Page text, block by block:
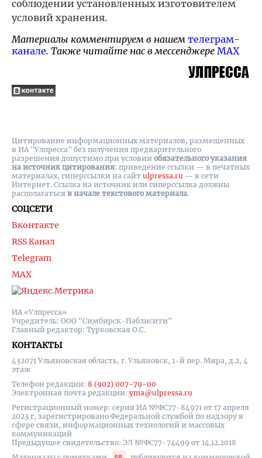
соблюдении установленных изготовителем
условий хранения.
Материалы комментируем в нашем телеграм-
канале. Также читайте нас в мессенджере MAX
ИА «Улпресса»
Учредитель: ООО "Симбирск-Паблисити"
Главный редактор: Турковская О.С.
КОНТАКТЫ
432071 Ульяновская область, г. Ульяновск, 1-й пер. Мира, д.2, 4
этаж
Телефон редакции: 8 (902) 007-79-00
Электронная почта редакции: yma@ulpressa.ru
Регистрационный номер: серия ИА №ФС77-84971 от 17 апреля
2023 г, зарегистрировано Федеральной службой по надзору в
сфере связи, информационных технологий и массовых
коммуникаций
Предыдущее свидетельство: ЭЛ №ФС77-74499 от 14.12.2018
СОЦСЕТИ
Вконтакте
RSS Канал
Telegram
MAX
Цитирование информационных материалов, размещенных
в ИА "Улпресса" без получения предварительного
разрешения допустимо при условии обязательного указания
на источник цитирования: приведение ссылки — в печатных
материалах, гиперссылки на cайт ulpressa.ru — в сети
Интернет. Ссылка на источник или гиперссылка должны
располагаться в начале текстового материала.